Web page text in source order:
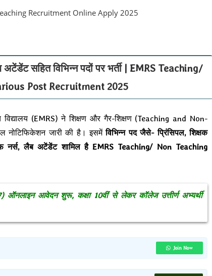
अटेंडेंट सहित विभिन्न पदों पर भर्ती | EMRS Teaching/
Post Recruitment 2025
(EMRS) ने शिक्षण और गैर-शिक्षण (Teaching and Non-
नोटिफिकेशन जारी की है। इसमेंविभिन्न पद जैसे- प्रिंसिपल, शिक्षक
नर्स, लैब अटेंडेंट शामिल है EMRS Teaching/ Non Teaching
ऑनलाइन आवेदन शुरू, कक्षा 10वीं से लेकर कॉलेज उत्तीर्ण अभ्यर्थी
Join Now